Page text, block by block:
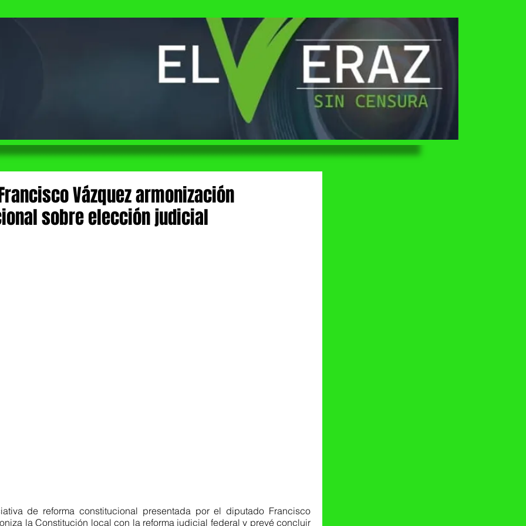
Vázquez armonización
sobre elección judicial
de 5 estrellas.
la Constitución local con la reforma judicial federal y prevé concluir